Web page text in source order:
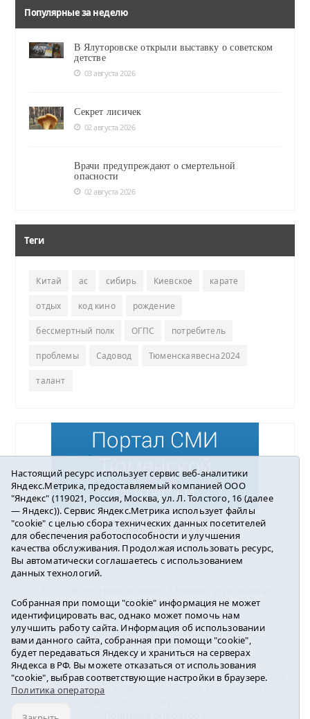
Популярные за неделю
В Ялуторовске открыли выставку о советском
детстве
03 августа 2026
Секрет лисичек
02 августа 2026
Врачи предупреждают о смертельной
опасности
02 августа 2026
Теги
Китай ас сибирь Киевское карате
отдых код кино рождение
бессмертный полк ОГПС потребитель
проблемы Садовод Тюменскаявесна2024
талант
Погода в Ялуторовске
района2016-2023
Учредитель: АНО «ИИЦ « Ялуторовская жизнь».
Главный редактор: Вешкурцева С.П.
E-mail:yznaet@inbox.ruТел.: 8(34535)2-02-51
Регистрационный номер ЭЛ № ФС 77-64937 от
24.02.2016г. выдан Федеральной службой по надзору
в сфере связи, информационных технологий и
Настоящий ресурс использует сервис веб-аналитики
Яндекс.Метрика, предоставляемый компанией ООО
"Яндекс" (119021, Россия, Москва, ул. Л. Толстого, 16 (далее
— Яндекс)). Сервис Яндекс.Метрика использует файлы
"cookie" с целью сбора технических данных посетителей
для обеспечения работоспособности и улучшения
качества обслуживания. Продолжая использовать ресурс,
Вы автоматически соглашаетесь с использованием
данных технологий.
Собранная при помощи "cookie" информация не может
идентифицировать вас, однако может помочь нам
улучшить работу сайта. Информация об использовании
вами данного сайта, собранная при помощи "cookie",
будет передаваться Яндексу и храниться на серверах
Яндекса в РФ. Вы можете отказаться от использования
"cookie", выбрав соответствующие настройки в браузере.
Политика оператора